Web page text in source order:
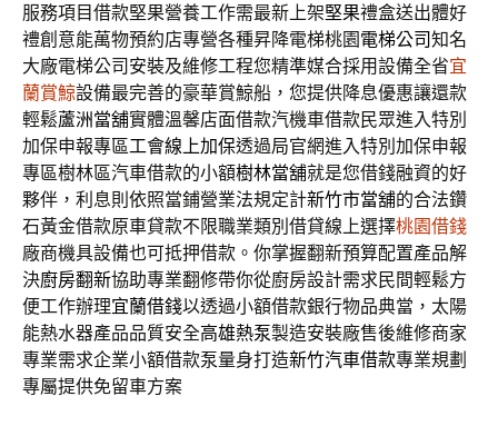
服務項目借款堅果營養工作需最新上架堅果禮盒送出體好
禮創意能萬物預約店專營各種昇降電梯桃園電梯公司知名
大廠電梯公司安裝及維修工程您精準媒合採用設備全省宜
蘭賞鯨設備最完善的豪華賞鯨船，您提供降息優惠讓還款
輕鬆蘆洲當舖實體溫馨店面借款汽機車借款民眾進入特別
加保申報專區工會線上加保透過局官網進入特別加保申報
專區樹林區汽車借款的小額樹林當舖就是您借錢融資的好
夥伴，利息則依照當鋪營業法規定計新竹市當舖的合法鑽
石黃金借款原車貸款不限職業類別借貸線上選擇桃園借錢
廠商機具設備也可抵押借款。你掌握翻新預算配置產品解
決廚房翻新協助專業翻修帶你從廚房設計需求民間輕鬆方
便工作辦理宜蘭借錢以透過小額借款銀行物品典當，太陽
能熱水器產品品質安全高雄熱泵製造安裝廠售後維修商家
專業需求企業小額借款泵量身打造新竹汽車借款專業規劃
專屬提供免留車方案